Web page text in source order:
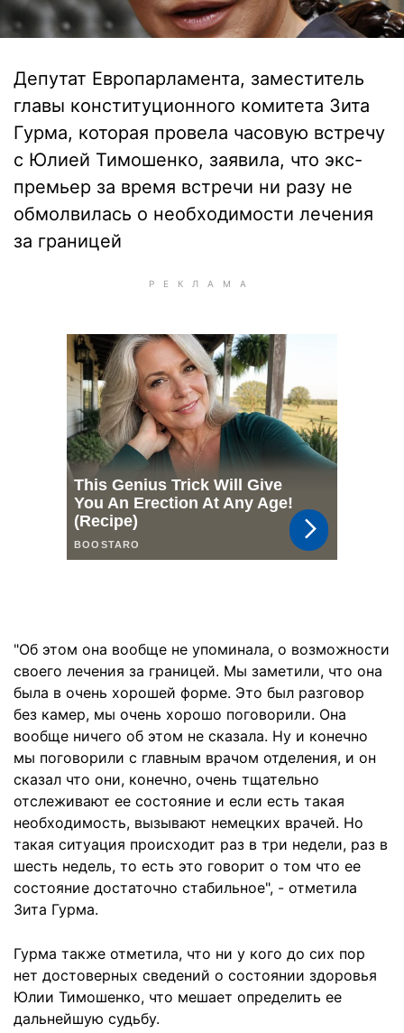
Депутат Европарламента, заместитель
главы конституционного комитета Зита
Гурма, которая провела часовую встречу
с Юлией Тимошенко, заявила, что экс-
премьер за время встречи ни разу не
обмолвилась о необходимости лечения
за границей
"Об этом она вообще не упоминала, о возможности
своего лечения за границей. Мы заметили, что она
была в очень хорошей форме. Это был разговор
без камер, мы очень хорошо поговорили. Она
вообще ничего об этом не сказала. Ну и конечно
мы поговорили с главным врачом отделения, и он
сказал что они, конечно, очень тщательно
отслеживают ее состояние и если есть такая
необходимость, вызывают немецких врачей. Но
такая ситуация происходит раз в три недели, раз в
шесть недель, то есть это говорит о том что ее
состояние достаточно стабильное", - отметила
Зита Гурма.
Гурма также отметила, что ни у кого до сих пор
нет достоверных сведений о состоянии здоровья
Юлии Тимошенко, что мешает определить ее
дальнейшую судьбу.